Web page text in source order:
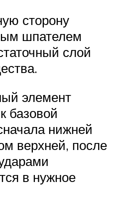
сторону
шпателем
слой
элемент
базовой
нижней
верхней, после
в нужное